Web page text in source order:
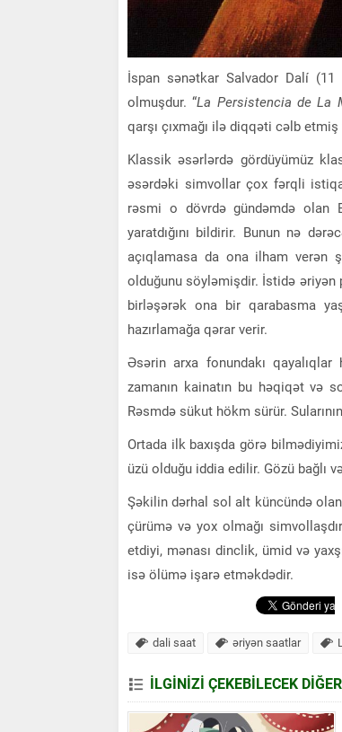
İspan sənətkar Salvador Dalí (11
olmuşdur. “La Persistencia de La
qarşı çıxmağı ilə diqqəti cəlb
Klassik əsərlərdə gördüyümüz
əsərdəki simvollar çox fərqli
rəsmi o dövrdə gündəmdə olan
yaratdığını bildirir. Bunun nə
açıqlamasa da ona ilham verən
olduğunu söyləmişdir. İstidə əriyən
birləşərək ona bir qarabasma
hazırlamağa qərar verir.
Əsərin arxa fonundakı
zamanın kainatın bu həqiqət və
Rəsmdə sükut hökm sürür.
Ortada ilk baxışda görə
üzü olduğu iddia edilir. Gözü bağlı
Şəkilin dərhal sol alt küncündə
çürümə və yox olmağı
etdiyi, mənası dinclik, ümid və
isə ölümə işarə etməkdədir.
dali saat əriyən saatlar
İLGİNİZİ ÇEKEBİLECEK